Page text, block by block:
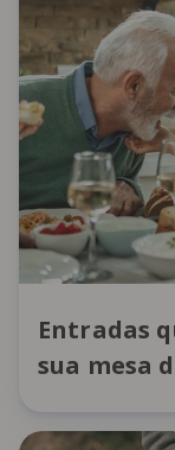
Entradas
sua mesa